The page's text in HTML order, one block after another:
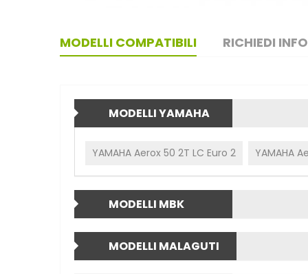
MODELLI COMPATIBILI RICHIEDI
MODELLI YAMAHA
YAMAHA Aerox 50 2T LC Euro 2 YAMAHA
MODELLI MBK
MODELLI MALAGUTI